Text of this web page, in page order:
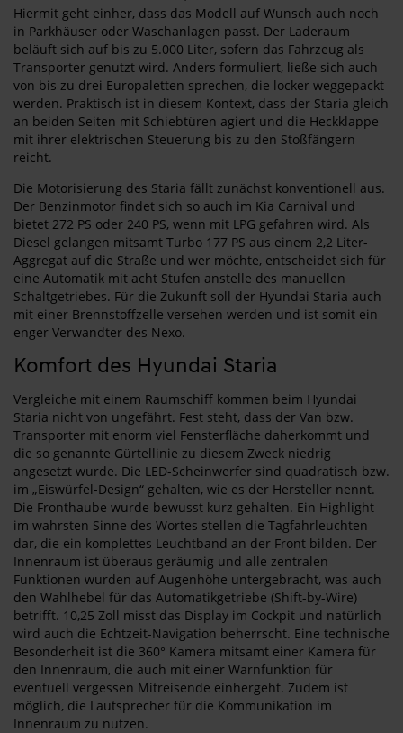
Hiermit geht einher, dass das Modell auf Wunsch auch noch
in Parkhäuser oder Waschanlagen passt. Der Laderaum
beläuft sich auf bis zu 5.000 Liter, sofern das Fahrzeug als
Transporter genutzt wird. Anders formuliert, ließe sich auch
von bis zu drei Europaletten sprechen, die locker weggepackt
werden. Praktisch ist in diesem Kontext, dass der Staria gleich
an beiden Seiten mit Schiebtüren agiert und die Heckklappe
mit ihrer elektrischen Steuerung bis zu den Stoßfängern
reicht.
Die Motorisierung des Staria fällt zunächst konventionell aus.
Der Benzinmotor findet sich so auch im Kia Carnival und
bietet 272 PS oder 240 PS, wenn mit LPG gefahren wird. Als
Diesel gelangen mitsamt Turbo 177 PS aus einem 2,2 Liter-
Aggregat auf die Straße und wer möchte, entscheidet sich für
eine Automatik mit acht Stufen anstelle des manuellen
Schaltgetriebes. Für die Zukunft soll der Hyundai Staria auch
mit einer Brennstoffzelle versehen werden und ist somit ein
enger Verwandter des Nexo.
Komfort des Hyundai Staria
Vergleiche mit einem Raumschiff kommen beim Hyundai
Staria nicht von ungefährt. Fest steht, dass der Van bzw.
Transporter mit enorm viel Fensterfläche daherkommt und
die so genannte Gürtellinie zu diesem Zweck niedrig
angesetzt wurde. Die LED-Scheinwerfer sind quadratisch bzw.
im „Eiswürfel-Design“ gehalten, wie es der Hersteller nennt.
Die Fronthaube wurde bewusst kurz gehalten. Ein Highlight
im wahrsten Sinne des Wortes stellen die Tagfahrleuchten
dar, die ein komplettes Leuchtband an der Front bilden. Der
Innenraum ist überaus geräumig und alle zentralen
Funktionen wurden auf Augenhöhe untergebracht, was auch
den Wahlhebel für das Automatikgetriebe (Shift-by-Wire)
betrifft. 10,25 Zoll misst das Display im Cockpit und natürlich
wird auch die Echtzeit-Navigation beherrscht. Eine technische
Besonderheit ist die 360° Kamera mitsamt einer Kamera für
den Innenraum, die auch mit einer Warnfunktion für
eventuell vergessen Mitreisende einhergeht. Zudem ist
möglich, die Lautsprecher für die Kommunikation im
Innenraum zu nutzen.